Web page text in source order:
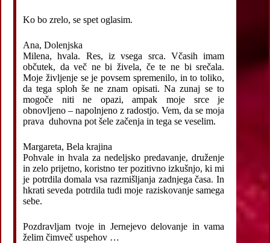
Ko bo zrelo, se spet oglasim.
Ana, Dolenjska
Milena, hvala. Res, iz vsega srca. Včasih imam
občutek, da več ne bi živela, če te ne bi srečala.
Moje življenje se je povsem spremenilo, in to toliko,
da tega sploh še ne znam opisati. Na zunaj se to
mogoče niti ne opazi, ampak moje srce je
obnovljeno – napolnjeno z radostjo. Vem, da se moja
prava duhovna pot šele začenja in tega se veselim.
Margareta, Bela krajina
Pohvale in hvala za nedeljsko predavanje, druženje
in zelo prijetno, koristno ter pozitivno izkušnjo, ki mi
je potrdila domala vsa razmišljanja zadnjega časa. In
hkrati seveda potrdila tudi moje raziskovanje samega
sebe.
Pozdravljam tvoje in Jernejevo delovanje in vama
želim čimveč uspehov …